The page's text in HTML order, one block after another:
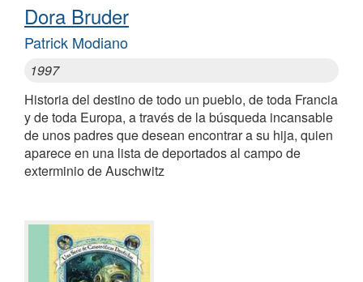
Dora Bruder
Patrick Modiano
1997
Historia del destino de todo un pueblo, de toda Francia
y de toda Europa, a través de la búsqueda incansable
de unos padres que desean encontrar a su hija, quien
aparece en una lista de deportados al campo de
exterminio de Auschwitz